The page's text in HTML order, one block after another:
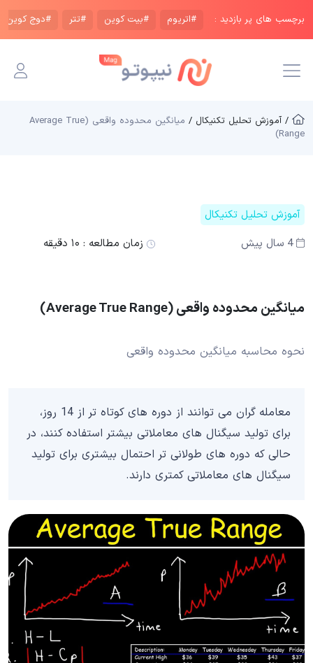
برچسب های پر بازدید : #اتریوم #بیت کوین #تتر #دوج کوین
/ آموزش تحلیل تکنیکال /
میانگین محدوده واقعی (Average True
Range)
آموزش تحلیل تکنیکال
4 سال پیش
زمان مطالعه : ۱۰ دقیقه
میانگین محدوده واقعی (Average True Range)
نحوه محاسبه میانگین محدوده واقعی
معامله گران می توانند از دوره های کوتاه تر از 14 روز،
برای تولید سیگنال های معاملاتی بیشتر استفاده کنند، در
حالی که دوره های طولانی تر احتمال بیشتری برای تولید
سیگنال های معاملاتی کمتری دارند.